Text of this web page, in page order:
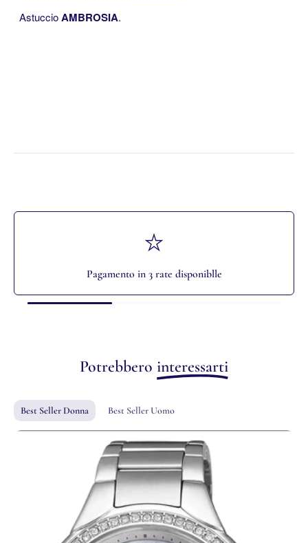
AstuccioAMBROSIA.
Pagamento in 3 rate disponiblle
Potrebbero interessarti
Best Seller Donna Best Seller Uomo